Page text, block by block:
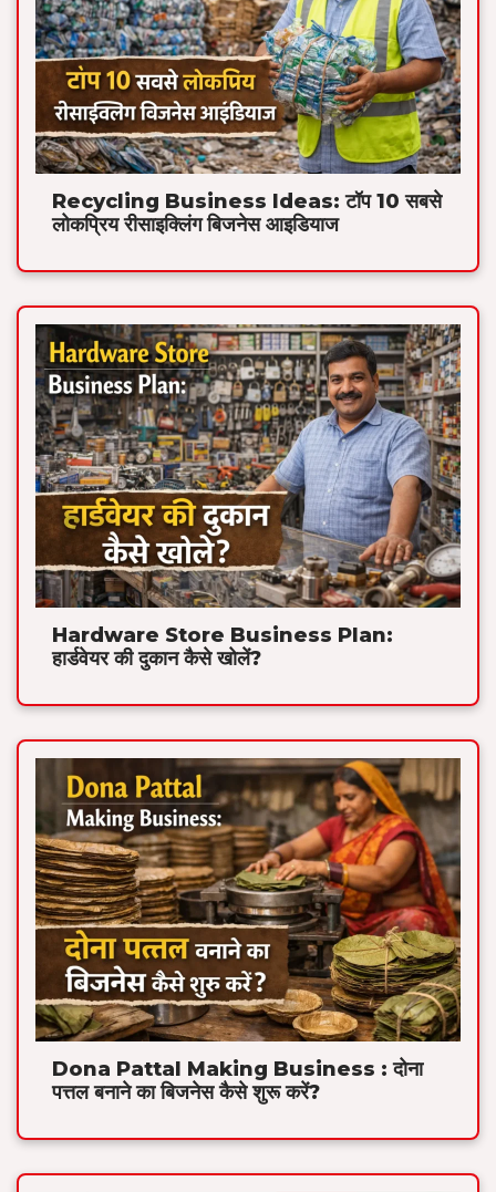
Recycling Business Ideas: टॉप 10 सबसे
लोकप्रिय रीसाइक्लिंग बिजनेस आइडियाज
Hardware Store Business Plan:
हार्डवेयर की दुकान कैसे खोलें?
Dona Pattal Making Business : दोना
पत्तल बनाने का बिजनेस कैसे शुरू करें?